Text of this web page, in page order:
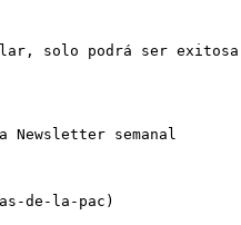
solo podrá ser
semanal
de-la-pac)